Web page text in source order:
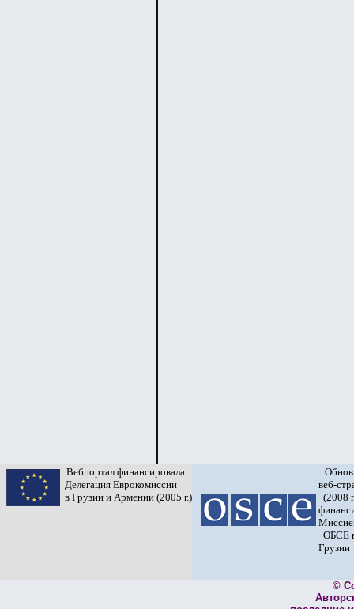
Вебпортал финансировала
Делегация Еврокомиссии
в Грузии и Армении (2005 г.)
веб-
(2008
ОБСЕ
Грузии
©